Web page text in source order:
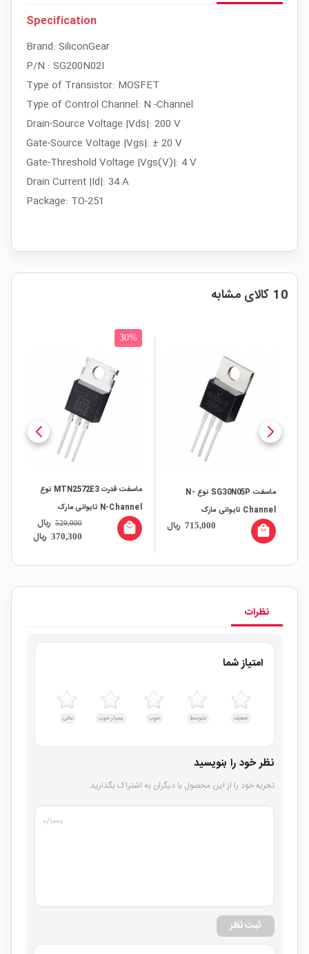
Specification
Brand: SiliconGear
P/N : SG200N02I
Type of Transistor: MOSFET
Type of Control Channel: N -Channel
Drain-Source Voltage |Vds|: 200 V
Gate-Source Voltage |Vgs|: ± 20 V
Gate-Threshold Voltage |Vgs(V)|: 4 V
Drain Current |Id|: 34 A
Package: TO-251
10 کالای مشابه
ماسفت SG30N05P نوع N-
Channel تایوانی مارک
SiliconGear پکیج TO-220
715,000 ریال local_mall
30%
ماسفت قدرت MTN2572E3 نوع
N-Channel تایوانی مارک
CYStek پکیج TO-220
370,300 ریال
529,000 ریال local_mall
نظرات
امتیاز شما
ضعیف متوسط خوب بسیار خوب عالی
نظر خود را بنویسید
تجربه خود را از این محصول با دیگران به اشتراک بگذارید.
۰/۱۰۰۰
ثبت نظر